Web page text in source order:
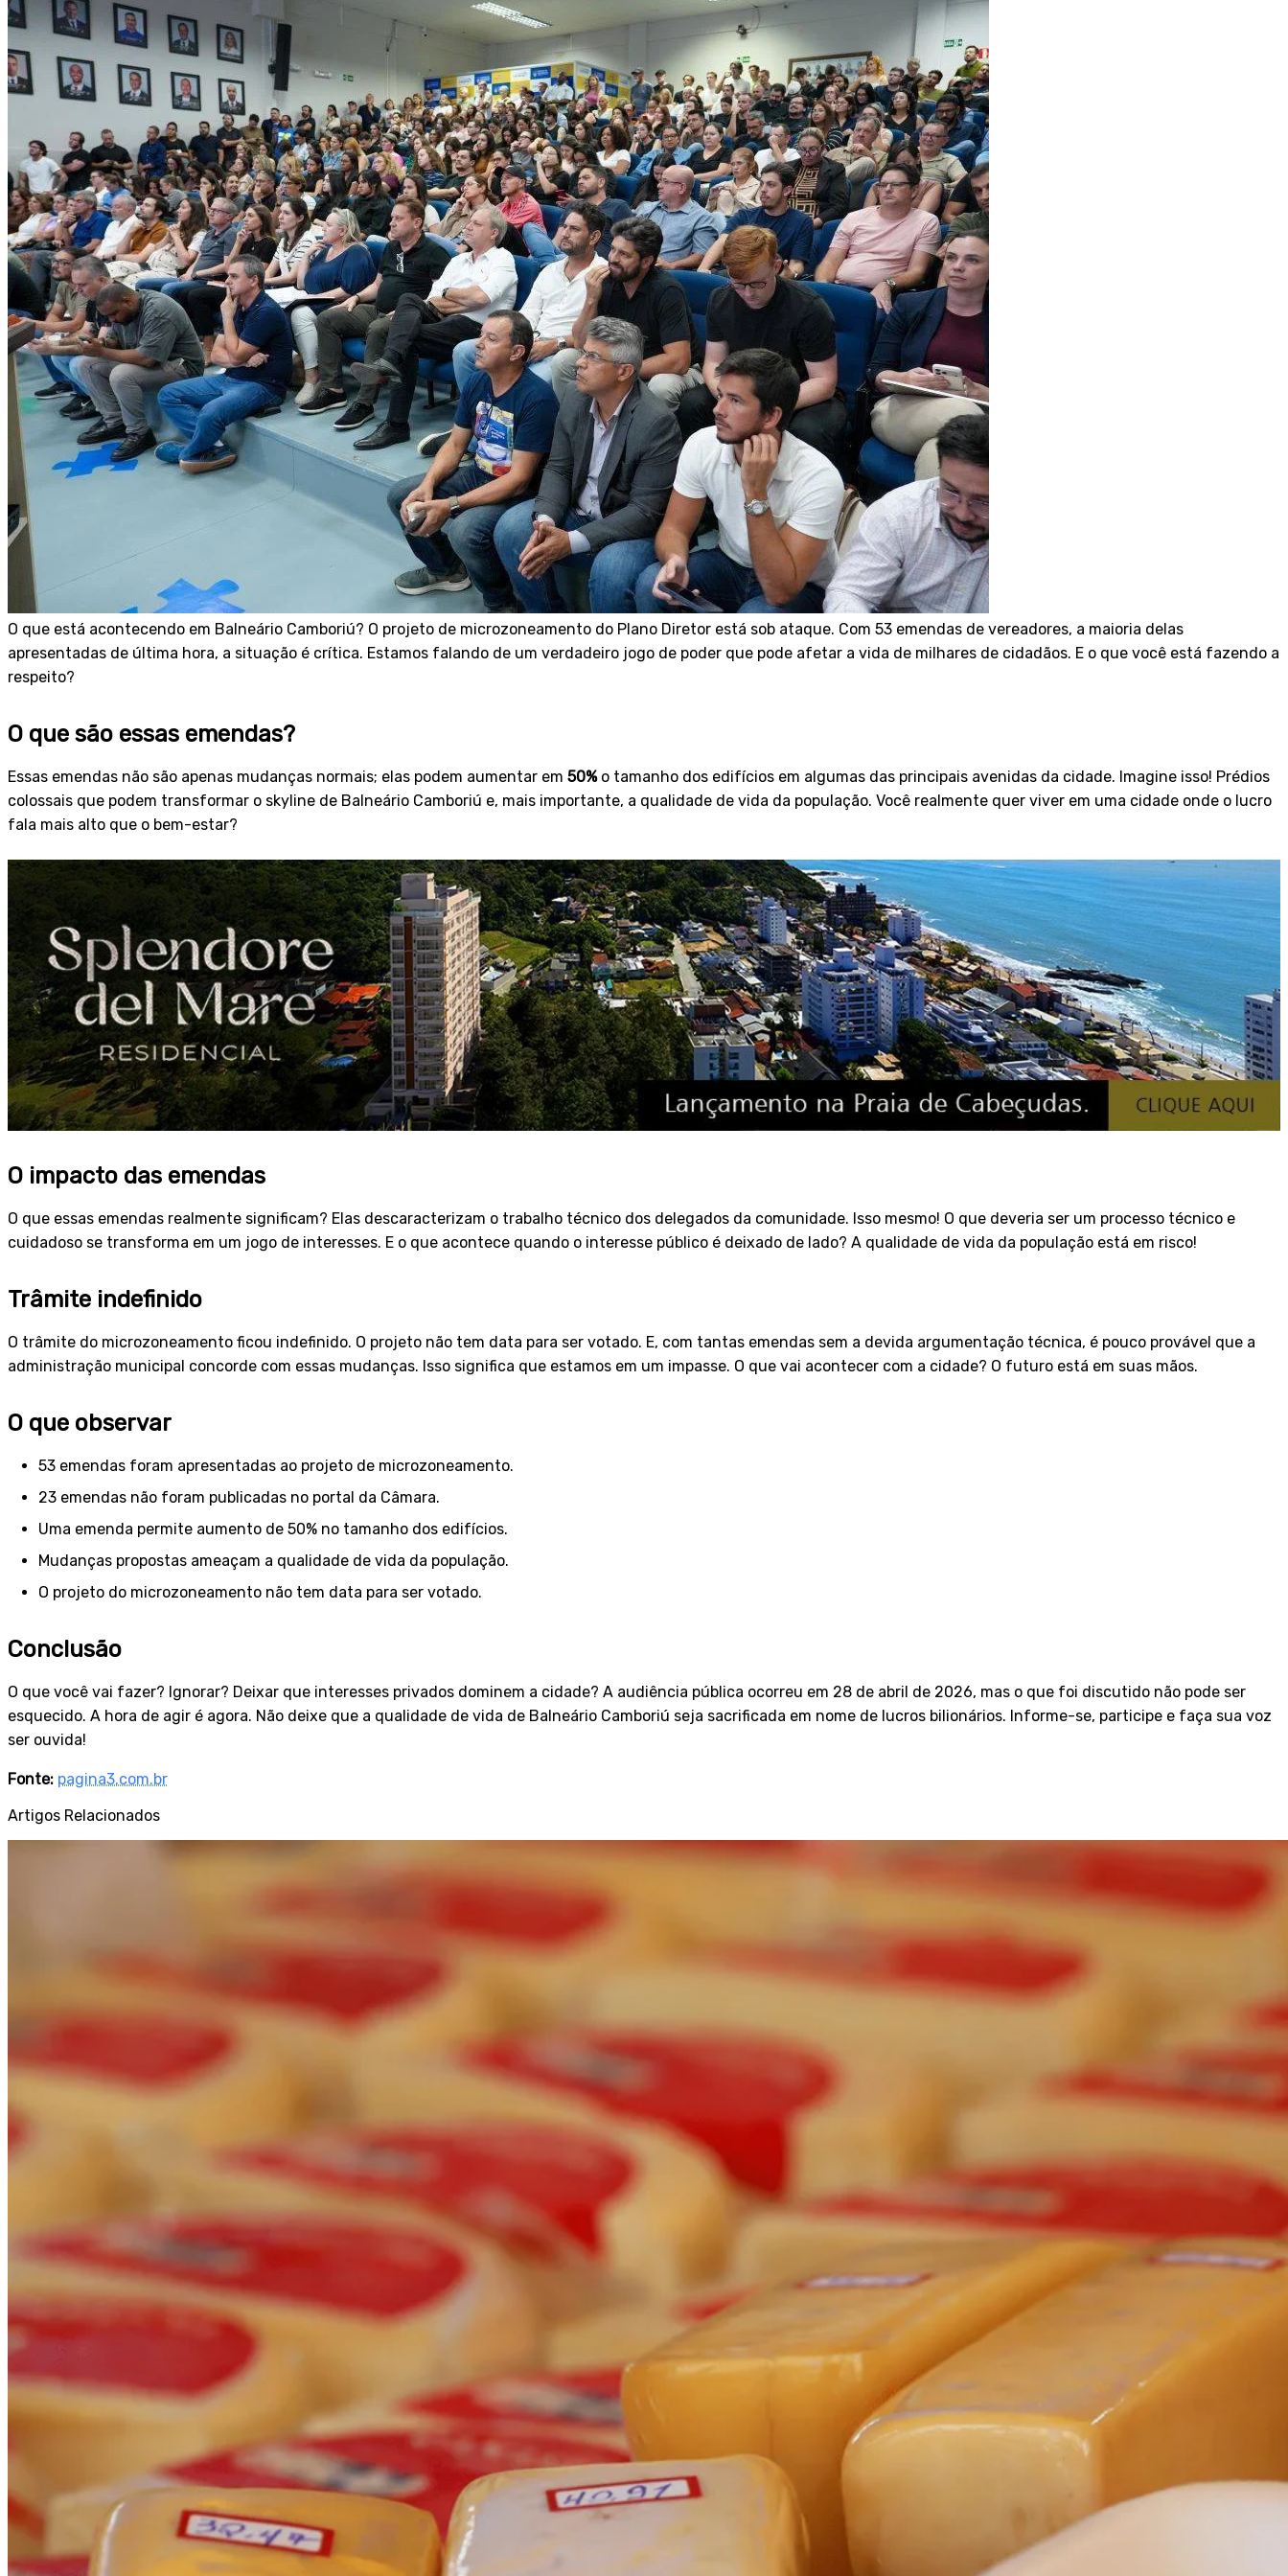
O que está acontecendo em Balneário Camboriú? O projeto de microzoneamento do Plano Diretor está sob ataque. Com 53 emendas de vereadores, a maioria delas
apresentadas de última hora, a situação é crítica. Estamos falando de um verdadeiro jogo de poder que pode afetar a vida de milhares de cidadãos. E o que você está fazendo a
respeito?
O que são essas emendas?
Essas emendas não são apenas mudanças normais; elas podem aumentar em 50%o tamanho dos edifícios em algumas das principais avenidas da cidade. Imagine isso! Prédios
colossais que podem transformar o skyline de Balneário Camboriú e, mais importante, a qualidade de vida da população. Você realmente quer viver em uma cidade onde o lucro
fala mais alto que o bem-estar?
O impacto das emendas
O que essas emendas realmente significam? Elas descaracterizam o trabalho técnico dos delegados da comunidade. Isso mesmo! O que deveria ser um processo técnico e
cuidadoso se transforma em um jogo de interesses. E o que acontece quando o interesse público é deixado de lado? A qualidade de vida da população está em risco!
Trâmite indefinido
O trâmite do microzoneamento ficou indefinido. O projeto não tem data para ser votado. E, com tantas emendas sem a devida argumentação técnica, é pouco provável que a
administração municipal concorde com essas mudanças. Isso significa que estamos em um impasse. O que vai acontecer com a cidade? O futuro está em suas mãos.
O que observar
53 emendas foram apresentadas ao projeto de microzoneamento.
23 emendas não foram publicadas no portal da Câmara.
Uma emenda permite aumento de 50% no tamanho dos edifícios.
Mudanças propostas ameaçam a qualidade de vida da população.
O projeto do microzoneamento não tem data para ser votado.
Conclusão
O que você vai fazer? Ignorar? Deixar que interesses privados dominem a cidade? A audiência pública ocorreu em 28 de abril de 2026, mas o que foi discutido não pode ser
esquecido. A hora de agir é agora. Não deixe que a qualidade de vida de Balneário Camboriú seja sacrificada em nome de lucros bilionários. Informe-se, participe e faça sua voz
ser ouvida!
Fonte: pagina3.com.br
Artigos Relacionados